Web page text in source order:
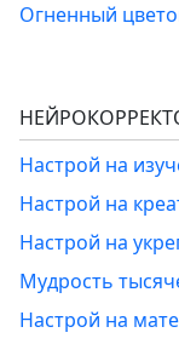
Огненный
Настрой на
Настрой на
Настрой на
Мудрость
Настрой на